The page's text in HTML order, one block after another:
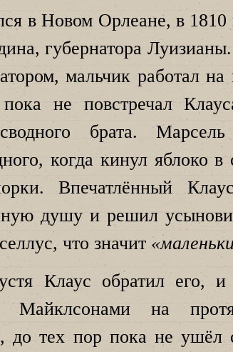
в Новом Орлеане, в
губернатора
мальчик работал
не повстречал
брата.
когда кинул яблоко
Впечатлённый
душу и решил
что значит
Клаус обратил его,
на
до тех пор пока не